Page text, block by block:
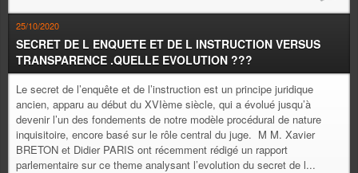
25/10/2020
SECRET DE L ENQUETE ET DE L INSTRUCTION VERSUS
TRANSPARENCE .QUELLE EVOLUTION ???
Le secret de l’enquête et de l’instruction est un principe juridique
ancien, apparu au début du XVIème siècle, qui a évolué jusqu’à
devenir l’un des fondements de notre modèle procédural de nature
inquisitoire, encore basé sur le rôle central du juge. M M. Xavier
BRETON et Didier PARIS ont récemment rédigé un rapport
parlementaire sur ce theme analysant l’evolution du secret de l...